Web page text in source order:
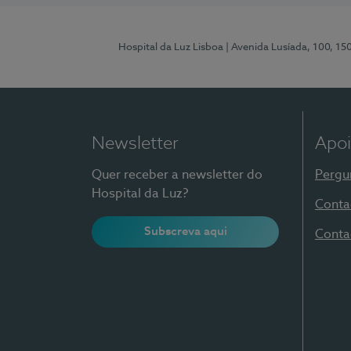
Hospital da Luz Lisboa | Avenida Lusíada, 100,
Newsletter
Quer receber a newsletter do
Hospital da Luz?
Subscreva aqui